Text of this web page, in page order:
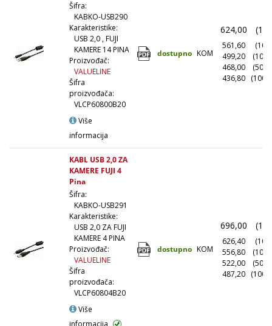
Šifra:
KABKO-USB290
Karakteristike:
USB 2,0 , FUJI
KAMERE 14 PINA
Proizvođač:
VALUELINE
Šifra
proizvođača:
VLCP60800B20
Više
informacija
dostupno KOM
624,00 (1+)
561,60
(10+)
499,20
468,00
436,80
KABL USB 2,0 ZA
KAMERE FUJI 4
Pina
Šifra:
KABKO-USB291
Karakteristike:
USB 2,0 ZA FUJI
KAMERE 4 PINA
Proizvođač:
VALUELINE
Šifra
proizvođača:
VLCP60804B20
Više
dostupno KOM
696,00 (1+)
626,40
(10+)
556,80
522,00
487,20